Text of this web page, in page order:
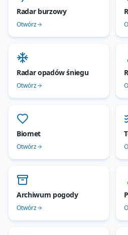
Radar burzowy
Otwórz
Radar opadów śniegu
Otwórz
Biomet
Otwórz
Archiwum pogody
Otwórz